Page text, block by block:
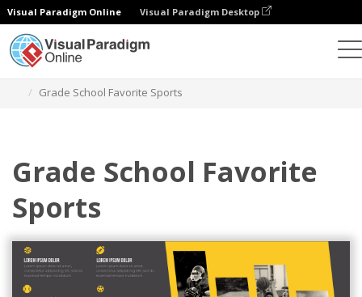
Visual Paradigm Online Visual Paradigm Desktop
Grade School Favorite Sports
Grade School Favorite
Sports